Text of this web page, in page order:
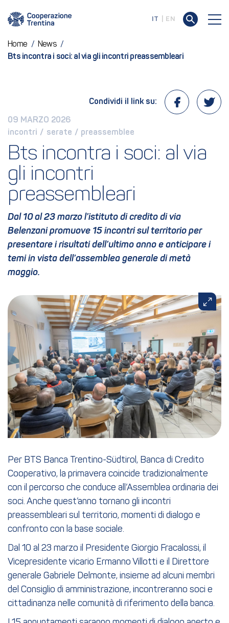
IT EN
Home / News /
Bts incontra i soci: al via gli incontri preassembleari
09 MARZO 2026
incontri / serate / preassemblee
Condividi il link su:
Bts incontra i soci: al via
gli incontri
preassembleari
Dal 10 al 23 marzo l’istituto di credito di via
Belenzani promuove 15 incontri sul territorio per
presentare i risultati dell’ultimo anno e anticipare i
temi in vista dell’assemblea generale di metà
maggio.
Per BTS Banca Trentino-Südtirol, Banca di Credito
Cooperativo, la primavera coincide tradizionalmente
con il percorso che conduce all’Assemblea ordinaria dei
soci. Anche quest’anno tornano gli incontri
preassembleari sul territorio, momenti di dialogo e
confronto con la base sociale.
Dal 10 al 23 marzo il Presidente Giorgio Fracalossi, il
Vicepresidente vicario Ermanno Villotti e il Direttore
generale Gabriele Delmonte, insieme ad alcuni membri
del Consiglio di amministrazione, incontreranno soci e
cittadinanza nelle comunità di riferimento della banca.